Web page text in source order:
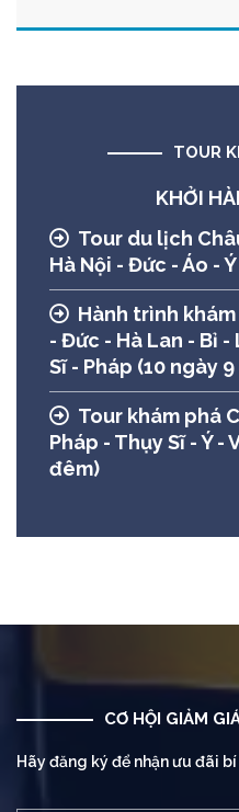
TOUR
KHỞI
Tour du lịch
Hà Nội - Đức - Áo -
Hành trình khám
- Đức - Hà Lan - Bỉ
Sĩ - Pháp (10 ngày
Tour khám phá
Pháp - Thụy Sĩ - Ý -
đêm)
CƠ HỘI GIẢM
Hãy đăng ký để nhận ưu đãi